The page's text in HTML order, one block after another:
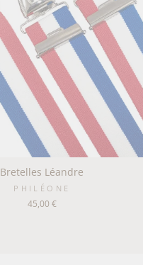
Bretelles Léandre
PHILÉONE
45,00 €